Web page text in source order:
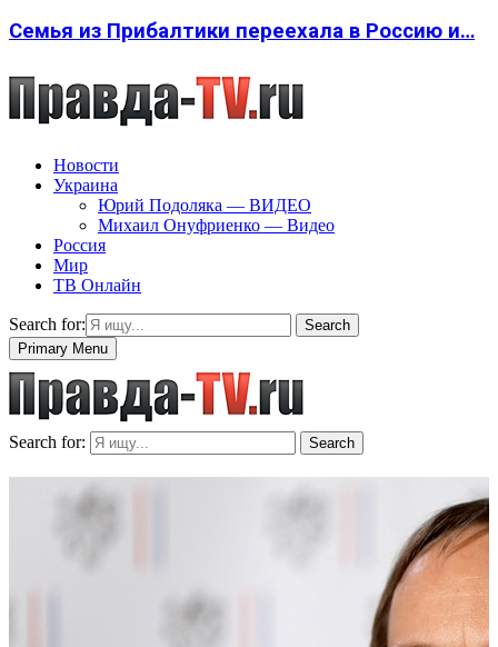
Семья из Прибалтики переехала в Россию и…
Новости
Украина
Юрий Подоляка — ВИДЕО
Михаил Онуфриенко — Видео
Россия
Мир
ТВ Онлайн
Search for:
Search
Primary Menu
Search for: Search